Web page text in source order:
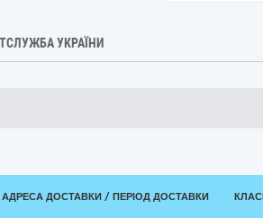
УКРАЇНИ
АДРЕСА ДОСТАВКИ / ПЕРІОД ДОСТАВКИ